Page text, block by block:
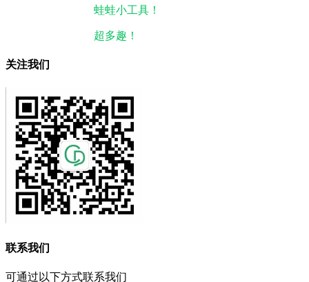
蛙蛙小工具！
超多趣！
关注我们
联系我们
可通过以下方式联系我们